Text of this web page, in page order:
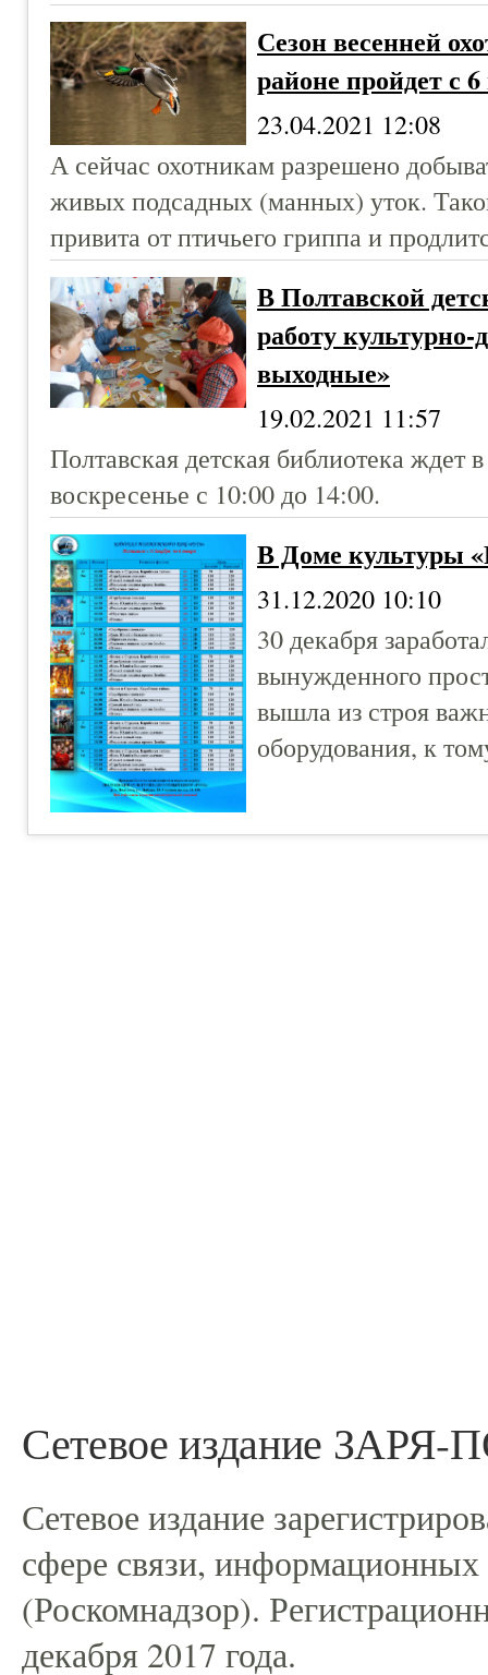
Сезон весенней
районе пройдет с
23.04.2021 12:08
А сейчас охотникам разрешено
живых подсадных (манных) уток.
привита от птичьего гриппа и
В Полтавской
работу
выходные»
19.02.2021 11:57
Полтавская детская библиотека ждет
воскресенье с 10:00 до 14:00.
В Доме культуры
31.12.2020 10:10
30 декабря
вынужденного
вышла из строя
оборудования, к
Сетевое издание
Сетевое издание
сфере связи,
(Роскомнадзор).
декабря 2017 года.